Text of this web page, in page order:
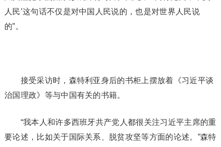
人民’这句话不仅是对中国人民说的，也是对世界人民说
的”。
接受采访时，森特利亚身后的书柜上摆放着《习近平谈
治国理政》等与中国有关的书籍。
“我本人和许多西班牙共产党人都很关注习近平主席的重
要论述，比如关于国际关系、脱贫攻坚等方面的论述。”森特